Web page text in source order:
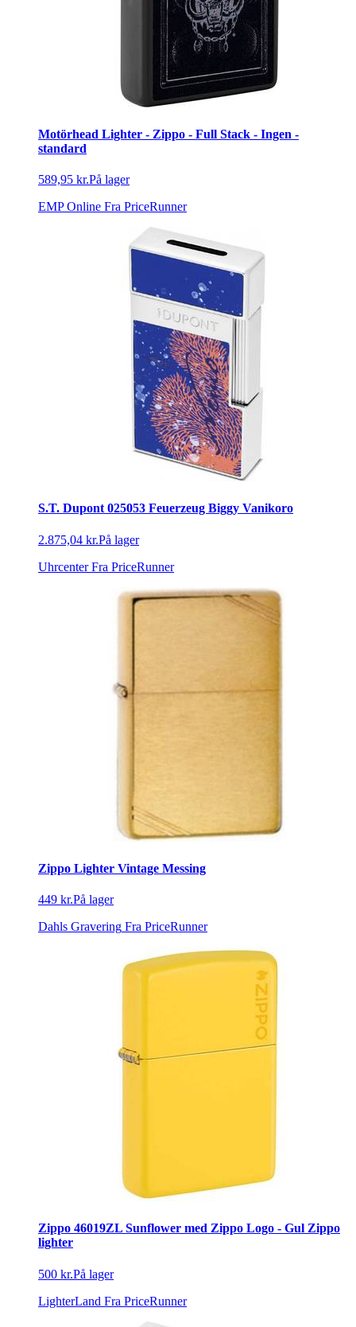
Motörhead Lighter - Zippo - Full Stack - Ingen -
standard
589,95 kr.På lager
EMP Online Fra PriceRunner
S.T. Dupont 025053 Feuerzeug Biggy Vanikoro
2.875,04 kr.På lager
Uhrcenter Fra PriceRunner
Zippo Lighter Vintage Messing
449 kr.På lager
Dahls Gravering Fra PriceRunner
Zippo 46019ZL Sunflower med Zippo Logo - Gul Zippo
lighter
500 kr.På lager
LighterLand Fra PriceRunner